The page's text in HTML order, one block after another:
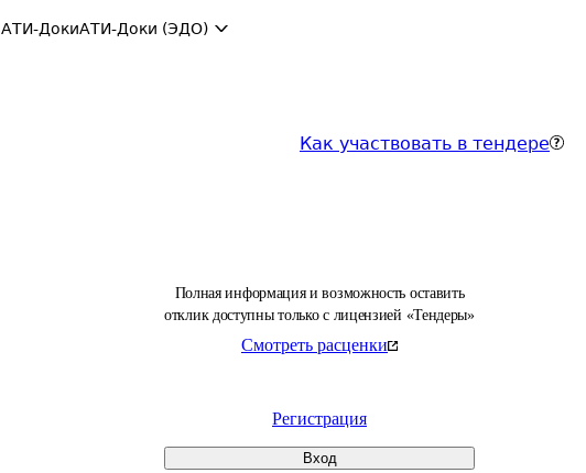
АТИ-ДокиАТИ-Доки (ЭДО)
Как участвовать в тендере
Полная информация и возможность оставить
отклик доступны только с лицензией «Тендеры»
Смотреть расценки
Регистрация
Вход